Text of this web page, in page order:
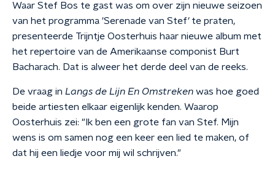
Waar Stef Bos te gast was om over zijn nieuwe seizoen
van het programma 'Serenade van Stef'te praten,
presenteerde Trijntje Oosterhuis haar nieuwe album met
het repertoire van de Amerikaanse componist Burt
Bacharach. Dat is alweer het derde deel van de reeks.
De vraag in Langs de Lijn En Omstreken was hoe goed
beide artiesten elkaar eigenlijk kenden. Waarop
Oosterhuis zei: "Ik ben een grote fan van Stef. Mijn
wens is om samen nog een keer een lied te maken, of
dat hij een liedje voor mij wil schrijven."